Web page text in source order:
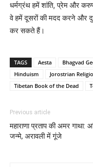
धर्मग्रंथ हमें शांति, प्रेम और
वे हमें दूसरों की मदद करने और
कर सकते हैं।
TAGS Aesta Bhagvad
Hinduism
Jorostrian
Tibetan Book of the Dead
Previous article
महाराणा प्रताप की अमर गाथा:
जन्मे, अरावली में गूंजे